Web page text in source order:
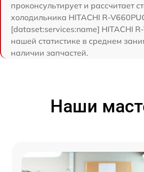
проконсультирует и рассчитает
холодильника HITACHI R-
[dataset:services:name] HITACHI
нашей статистике в среднем
наличии запчастей.
Наши